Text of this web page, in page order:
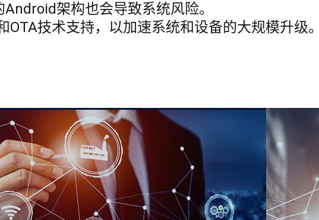
架构也会导致系统风险。
技术支持，以加速系统和设备的大规模升级。